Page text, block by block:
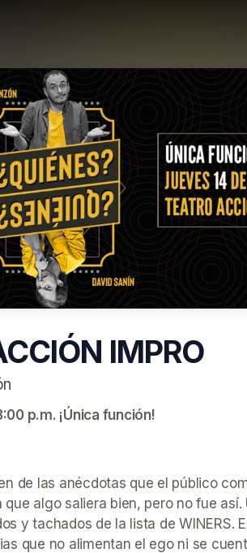
IMPRO
p.m. ¡Única función!
de las anécdotas que el público
algo saliera bien, pero no fue
y tachados de la lista de WINERS.
que no alimentan el ego ni se